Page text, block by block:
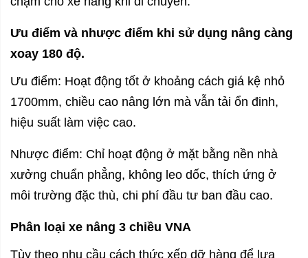
Ưu điểm và nhược điểm khi sử dụng nâng càng
xoay 180 độ.
Ưu điểm: Hoạt động tốt ở khoảng cách giá kệ nhỏ
1700mm, chiều cao nâng lớn mà vẫn tải ổn đinh,
hiệu suất làm việc cao.
Nhược điểm: Chỉ hoạt động ở mặt bằng nền nhà
xưởng chuẩn phẳng, không leo dốc, thích ứng ở
môi trường đặc thù, chi phí đầu tư ban đầu cao.
Phân loại xe nâng 3 chiều VNA
Tùy theo nhu cầu cách thức xếp dỡ hàng để lựa